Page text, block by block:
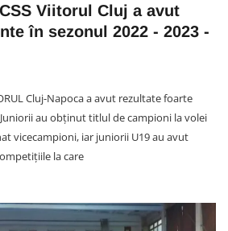
Viitorul Cluj a avut
în sezonul 2022 - 2023 -
Cluj-Napoca a avut rezultate foarte
au obținut titlul de campioni la volei
vicecampioni, iar juniorii U19 au avut
la care